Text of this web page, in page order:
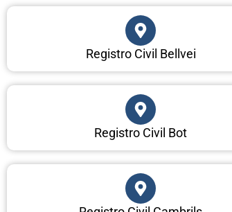
Registro Civil Bellvei
Registro Civil Bot